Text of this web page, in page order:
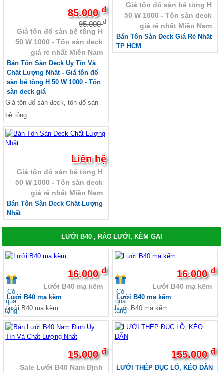
85.000đ
95.000đ
Giá tôn đổ sàn bê tông H
50 W 1000 - Tôn sàn deck
giá rẻ nhất Miền Nam
Bán Tôn Sàn Deck Uy Tín Và
Chất Lượng Nhất - Giá tôn đổ
sàn bê tông H 50 W 1000 - Tôn
sàn deck giá
Giá tôn đổ sàn đeck, tôn đổ sàn
bê tông
Giá tôn đổ sàn bê tông H
50 W 1000 - Tôn sàn deck
giá rẻ nhất Miền Nam
Bán Tôn Sàn Deck Giá Rẻ Nhất
TP HCM
Liên hệ
Giá tôn đổ sàn bê tông H
50 W 1000 - Tôn sàn deck
giá rẻ nhất Miền Nam
Bán Tôn Sàn Deck Chất Lượng
Nhất
LƯỚI B40 , RÀO LƯỚI, KẼM GAI
Có
quà
tặng
16.000đ
Lưới B40 mạ kẽm
Lưới B40 mạ kẽm
Lưới B40 mạ kẽm
Có
quà
tặng
16.000đ
Lưới B40 mạ kẽm
Lưới B40 mạ kẽm
Lưới B40 mạ kẽm
15.000đ
Sale Lưới B40 Nam Định
155.000đ
LƯỚI THÉP ĐỤC LỖ, KÉO DÃN